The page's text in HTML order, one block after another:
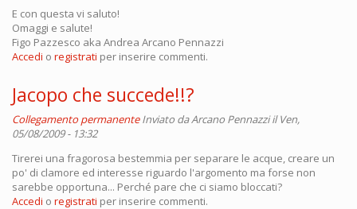
E con questa vi saluto!
Omaggi e salute!
Figo Pazzesco aka Andrea Arcano Pennazzi
Accedi o registrati per inserire commenti.
Jacopo che succede!!?
Collegamento permanente Inviato daArcano Pennazziil Ven,
05/08/2009 - 13:32
Tirerei una fragorosa bestemmia per separare le acque, creare un
po' di clamore ed interesse riguardo l'argomento ma forse non
sarebbe opportuna... Perché pare che ci siamo bloccati?
Accedi o registrati per inserire commenti.